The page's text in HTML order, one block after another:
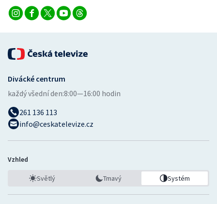
Vodní slalom
Volejbal
Ostatní
Divácké centrum
každý všední den:8:00—16:00 hodin
261 136 113
info@ceskatelevize.cz
Vzhled
Světlý Tmavý Systém